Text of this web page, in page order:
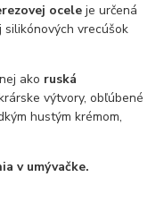
oceleje určená
vrecúšok
ako ruská
výtvory, obľúbené
hustým krémom,
v umývačke.